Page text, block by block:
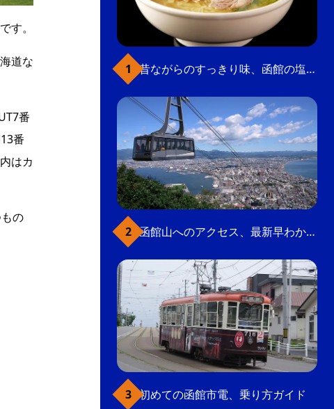
す。
道な
番
番
はカ
の
昔ながらのすっきり味、函館の塩ラーメン
函館山へのアクセス、最新早わかりガイド
初めての函館市電、乗り方ガイド